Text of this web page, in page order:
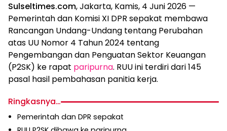
Sulseltimes.com, Jakarta, Kamis, 4 Juni 2026 —
Pemerintah dan Komisi XI DPR sepakat membawa
Rancangan Undang-Undang tentang Perubahan
atas UU Nomor 4 Tahun 2024 tentang
Pengembangan dan Penguatan Sektor Keuangan
(P2SK) ke rapat paripurna. RUU ini terdiri dari 145
pasal hasil pembahasan panitia kerja.
Ringkasnya…
Pemerintah dan DPR sepakat